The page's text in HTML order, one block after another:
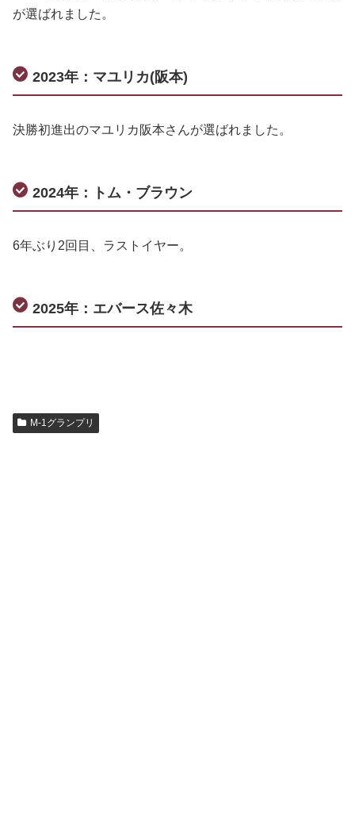
が選ばれました。
2023年：マユリカ(阪本)
決勝初進出のマユリカ阪本さんが選ばれました。
2024年：トム・ブラウン
6年ぶり2回目、ラストイヤー。
2025年：エバース佐々木
M-1グランプリ